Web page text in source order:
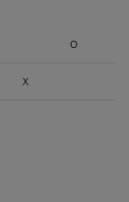
O
X